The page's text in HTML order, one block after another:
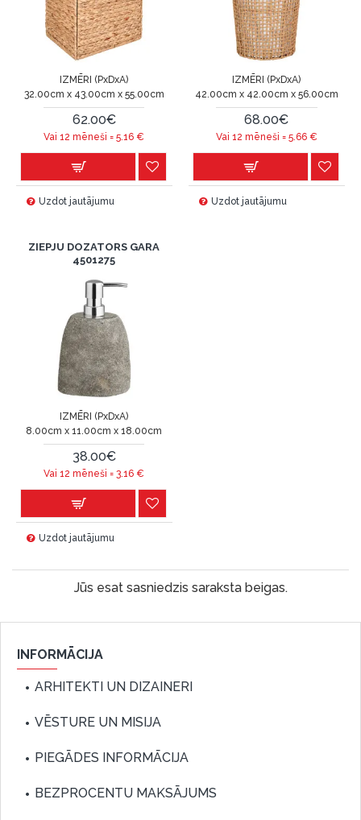
IZMĒRI (PxDxA)
32.00cm x 43.00cm x 55.00cm
62.00€
Vai 12 mēneši =5.16 €
Uzdot jautājumu
IZMĒRI (PxDxA)
42.00cm x 42.00cm x 56.00cm
68.00€
Vai 12 mēneši = 5.66€
Uzdot jautājumu
ZIEPJU DOZATORS GARA
4501275
IZMĒRI (PxDxA)
8.00cm x 11.00cm x 18.00cm
38.00€
Vai 12 mēneši =3.16 €
Uzdot jautājumu
Jūs esat sasniedzis saraksta beigas.
INFORMĀCIJA
ARHITEKTI UN DIZAINERI
VĒSTURE UN MISIJA
PIEGĀDES INFORMĀCIJA
BEZPROCENTU MAKSĀJUMS